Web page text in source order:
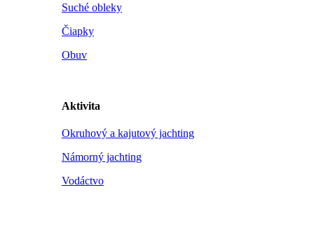
Suché obleky
Čiapky
Obuv
Aktivita
Okruhový a kajutový jachting
Námorný jachting
Vodáctvo